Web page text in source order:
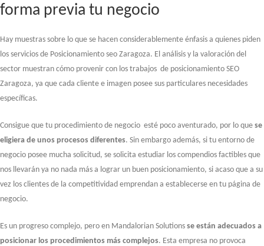
forma previa tu negocio
Hay muestras sobre lo que se hacen considerablemente énfasis a quienes piden
los servicios de Posicionamiento seo Zaragoza. El análisis y la valoración del
sector muestran cómo provenir con los trabajos de posicionamiento SEO
Zaragoza, ya que cada cliente e imagen posee sus particulares necesidades
específicas.
Consigue que tu procedimiento de negocio esté poco aventurado, por lo que se
eligiera de unos procesos diferentes. Sin embargo además, si tu entorno de
negocio posee mucha solicitud, se solicita estudiar los compendios factibles que
nos llevarán ya no nada más a lograr un buen posicionamiento, si acaso que a su
vez los clientes de la competitividad emprendan a establecerse en tu página de
negocio.
Es un progreso complejo, pero en Mandalorian Solutions se están adecuados a
posicionar los procedimientos más complejos. Esta empresa no provoca